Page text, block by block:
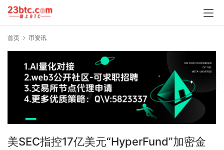
首页 币资讯
美SEC指控17亿美元“HyperFund”加密金